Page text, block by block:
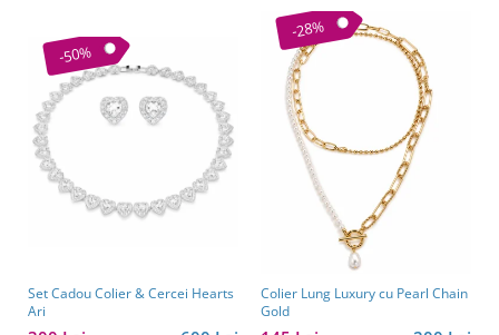
-50%
Set Cadou Colier & Cercei Hearts
Ari
-28%
Colier Lung Luxury cu Pearl Chain
Gold